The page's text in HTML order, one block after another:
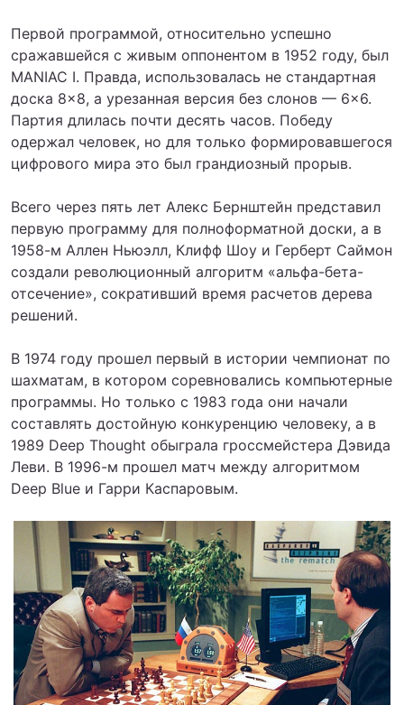
Первой программой, относительно успешно
сражавшейся с живым оппонентом в 1952 году, был
MANIAC I. Правда, использовалась не стандартная
доска 8×8, а урезанная версия без слонов — 6×6.
Партия длилась почти десять часов. Победу
одержал человек, но для только формировавшегося
цифрового мира это был грандиозный прорыв.
Всего через пять лет Алекс Бернштейн представил
первую программу для полноформатной доски, а в
1958-м Аллен Ньюэлл, Клифф Шоу и Герберт Саймон
создали революционный алгоритм «альфа-бета-
отсечение», сокративший время расчетов дерева
решений.
В 1974 году прошел первый в истории чемпионат по
шахматам, в котором соревновались компьютерные
программы. Но только с 1983 года они начали
составлять достойную конкуренцию человеку, а в
1989 Deep Thought обыграла гроссмейстера Дэвида
Леви. В 1996-м прошел матч между алгоритмом
Deep Blue и Гарри Каспаровым.